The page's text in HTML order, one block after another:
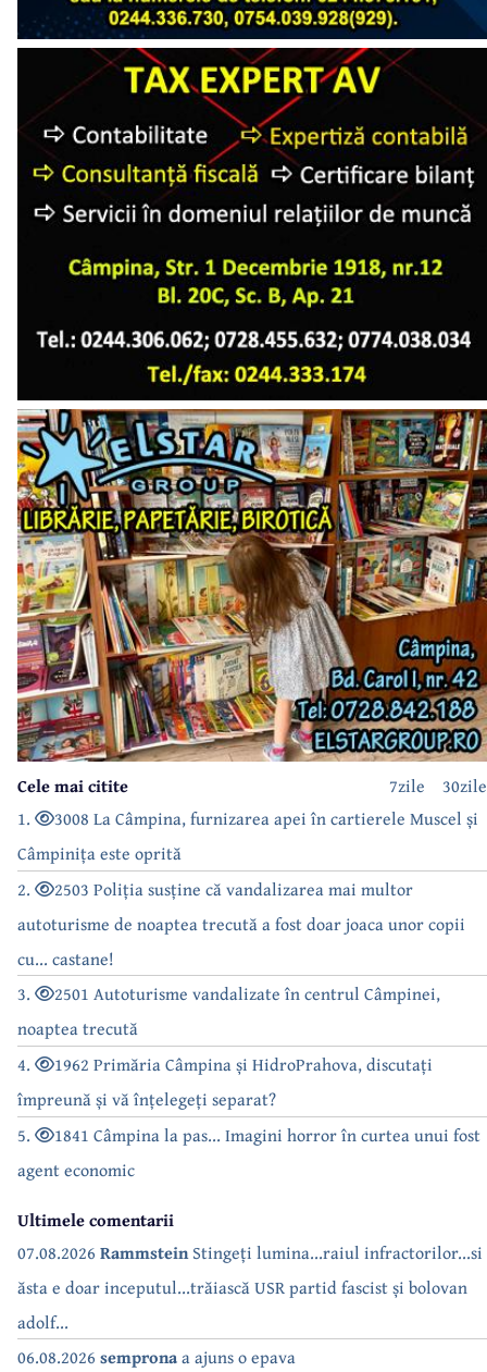
30zile
7zile
Cele mai citite
1.
3008 La Câmpina, furnizarea apei în cartierele Muscel și
Câmpinița este oprită
2.
2503 Poliția susține că vandalizarea mai multor
autoturisme de noaptea trecută a fost doar joaca unor copii
cu... castane!
3.
2501 Autoturisme vandalizate în centrul Câmpinei,
noaptea trecută
4.
1962 Primăria Câmpina și HidroPrahova, discutați
împreună și vă înțelegeți separat?
5.
1841 Câmpina la pas... Imagini horror în curtea unui fost
agent economic
Ultimele comentarii
07.08.2026 RammsteinStingeți lumina...raiul infractorilor...si
ăsta e doar inceputul...trăiască USR partid fascist și bolovan
adolf...
06.08.2026 sempronaa ajuns o epava